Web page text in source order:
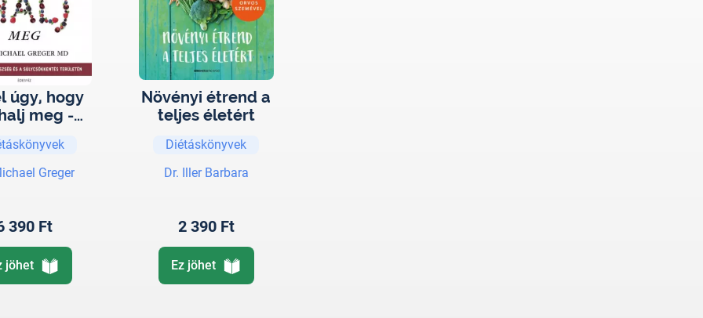
úgy, hogy
meg -
és a
Greger
390 Ft
jöhet
Növényi étrend a
teljes életért
Diétáskönyvek
Dr. Iller Barbara
2 390 Ft
Ez jöhet